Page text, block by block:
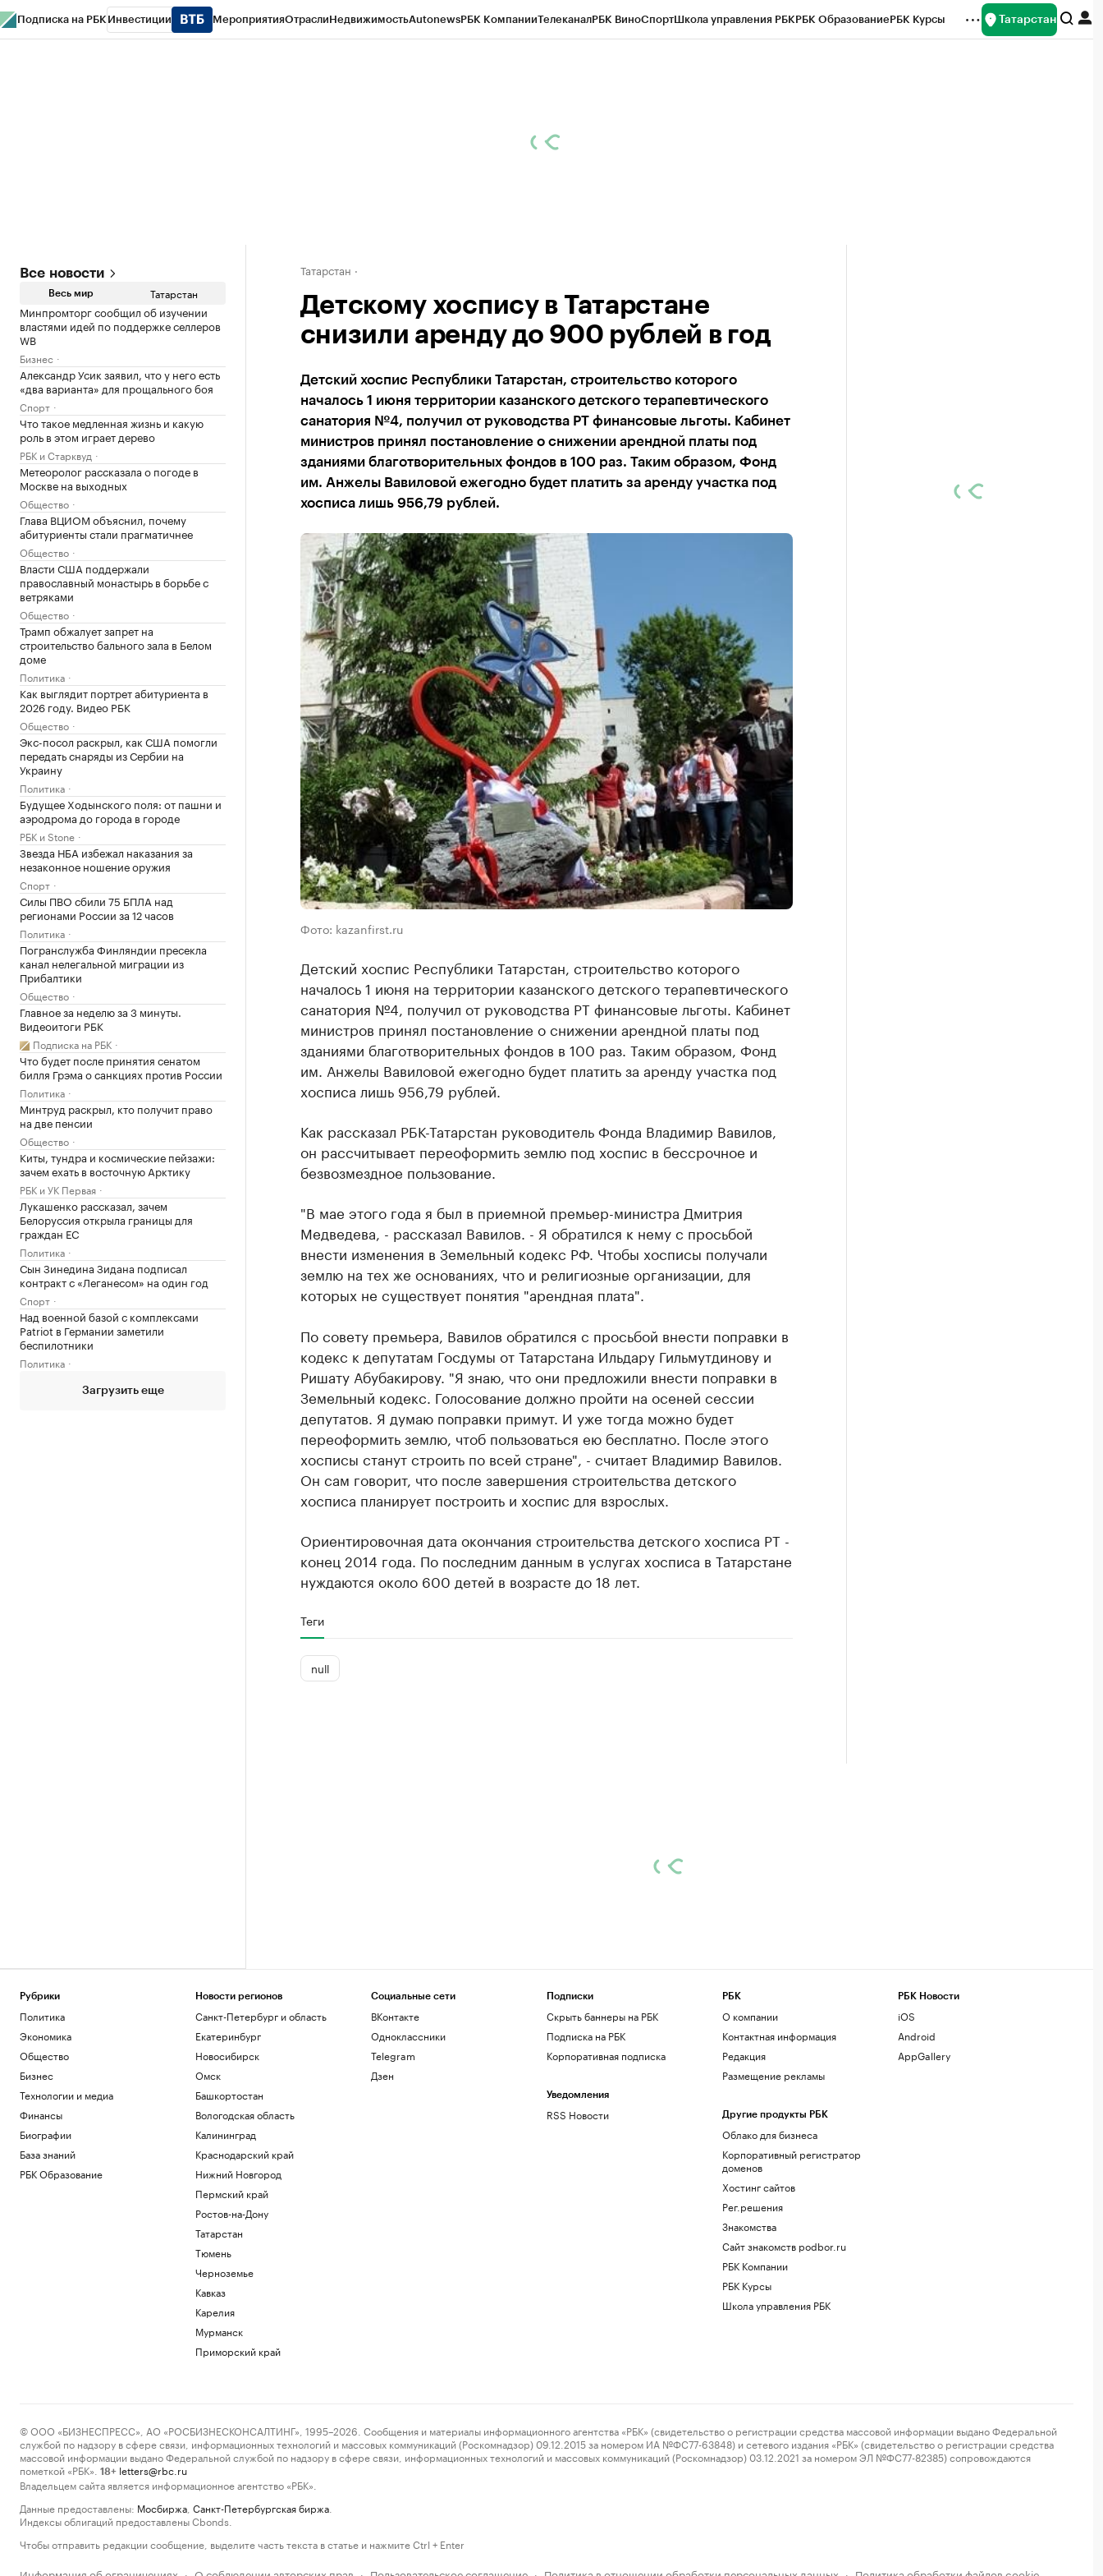
Подписка на РБК Инвестиции МероприятияОтраслиНедвижимостьAutonewsРБК КомпанииТелеканалРБК ВиноСпортШкола управления РБКРБК ОбразованиеРБК Курсы Татарстан
Все новости
Весь мир Татарстан
Минпромторг сообщил об изучении
властями идей по поддержке селлеров
WB
Бизнес
Александр Усик заявил, что у него есть
«два варианта» для прощального боя
Спорт
Что такое медленная жизнь и какую
роль в этом играет дерево
РБК и Старквуд
Метеоролог рассказала о погоде в
Москве на выходных
Общество
Глава ВЦИОМ объяснил, почему
абитуриенты стали прагматичнее
Общество
Власти США поддержали
православный монастырь в борьбе с
ветряками
Общество
Трамп обжалует запрет на
строительство бального зала в Белом
доме
Политика
Как выглядит портрет абитуриента в
2026 году. Видео РБК
Общество
Экс-посол раскрыл, как США помогли
передать снаряды из Сербии на
Украину
Политика
Будущее Ходынского поля: от пашни и
аэродрома до города в городе
РБК и Stone
Звезда НБА избежал наказания за
незаконное ношение оружия
Спорт
Силы ПВО сбили 75 БПЛА над
регионами России за 12 часов
Политика
Погранслужба Финляндии пресекла
канал нелегальной миграции из
Прибалтики
Общество
Главное за неделю за 3 минуты.
Видеоитоги РБК
Подписка на РБК
Что будет после принятия сенатом
билля Грэма о санкциях против России
Политика
Минтруд раскрыл, кто получит право
на две пенсии
Общество
Киты, тундра и космические пейзажи:
зачем ехать в восточную Арктику
РБК и УК Первая
Лукашенко рассказал, зачем
Белоруссия открыла границы для
граждан ЕС
Политика
Сын Зинедина Зидана подписал
контракт с «Леганесом» на один год
Спорт
Над военной базой с комплексами
Patriot в Германии заметили
беспилотники
Политика
Загрузить еще
Татарстан
Детскому хоспису в Татарстане
снизили аренду до 900 рублей в год
Детский хоспис Республики Татарстан, строительство которого
началось 1 июня территории казанского детского терапевтического
санатория №4, получил от руководства РТ финансовые льготы. Кабинет
министров принял постановление о снижении арендной платы под
зданиями благотворительных фондов в 100 раз. Таким образом, Фонд
им. Анжелы Вавиловой ежегодно будет платить за аренду участка под
хосписа лишь 956,79 рублей.
Фото: kazanfirst.ru
Детский хоспис Республики Татарстан, строительство которого
началось 1 июня на территории казанского детского терапевтического
санатория №4, получил от руководства РТ финансовые льготы. Кабинет
министров принял постановление о снижении арендной платы под
зданиями благотворительных фондов в 100 раз. Таким образом, Фонд
им. Анжелы Вавиловой ежегодно будет платить за аренду участка под
хосписа лишь 956,79 рублей.
Как рассказал РБК-Татарстан руководитель Фонда Владимир Вавилов,
он рассчитывает переоформить землю под хоспис в бессрочное и
безвозмездное пользование.
"В мае этого года я был в приемной премьер-министра Дмитрия
Медведева, - рассказал Вавилов. - Я обратился к нему с просьбой
внести изменения в Земельный кодекс РФ. Чтобы хосписы получали
землю на тех же основаниях, что и религиозные организации, для
которых не существует понятия "арендная плата".
По совету премьера, Вавилов обратился с просьбой внести поправки в
кодекс к депутатам Госдумы от Татарстана Ильдару Гильмутдинову и
Ришату Абубакирову. "Я знаю, что они предложили внести поправки в
Земельный кодекс. Голосование должно пройти на осеней сессии
депутатов. Я думаю поправки примут. И уже тогда можно будет
переоформить землю, чтоб пользоваться ею бесплатно. После этого
хосписы станут строить по всей стране", - считает Владимир Вавилов.
Он сам говорит, что после завершения строительства детского
хосписа планирует построить и хоспис для взрослых.
Ориентировочная дата окончания строительства детского хосписа РТ -
конец 2014 года. По последним данным в услугах хосписа в Татарстане
нуждаются около 600 детей в возрасте до 18 лет.
Теги
null
Рубрики
Политика
Экономика
Общество
Бизнес
Технологии и медиа
Финансы
Биографии
База знаний
РБК Образование
Новости регионов
Санкт-Петербург и область
Екатеринбург
Новосибирск
Омск
Башкортостан
Вологодская область
Калининград
Краснодарский край
Нижний Новгород
Пермский край
Ростов-на-Дону
Татарстан
Тюмень
Черноземье
Кавказ
Карелия
Мурманск
Приморский край
Социальные сети
ВКонтакте
Одноклассники
Telegram
Дзен
Подписки
Скрыть баннеры на РБК
Подписка на РБК
Корпоративная подписка
Уведомления
RSS Новости
РБК
О компании
Контактная информация
Редакция
Размещение рекламы
Другие продукты РБК
Облако для бизнеса
Корпоративный регистратор
доменов
Хостинг сайтов
Рег.решения
Знакомства
Сайт знакомств podbor.ru
РБК Компании
РБК Курсы
Школа управления РБК
РБК Новости
iOS
Android
AppGallery
© ООО «БИЗНЕСПРЕСС», АО «РОСБИЗНЕСКОНСАЛТИНГ», 1995–2026. Сообщения и материалы информационного агентства «РБК» (свидетельство о регистрации средства массовой информации выдано Федеральной
службой по надзору в сфере связи, информационных технологий и массовых коммуникаций (Роскомнадзор) 09.12.2015 за номером ИА №ФС77-63848) и сетевого издания «РБК» (свидетельство о регистрации средства
массовой информации выдано Федеральной службой по надзору в сфере связи, информационных технологий и массовых коммуникаций (Роскомнадзор) 03.12.2021 за номером ЭЛ №ФС77-82385) сопровождаются
пометкой «РБК».
18+ letters@rbc.ru
Владельцем сайта является информационное агентство «РБК».
Данные предоставлены: Мосбиржа Санкт-Петербургская биржа
Индексы облигаций предоставлены Cbonds.
Чтобы отправить редакции сообщение, выделите часть текста в статье и нажмите Ctrl + Enter